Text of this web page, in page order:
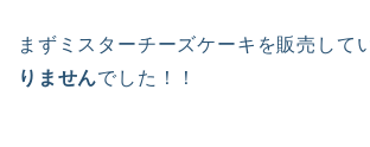
まずミスターチーズケーキを販売して
りませんでした！！